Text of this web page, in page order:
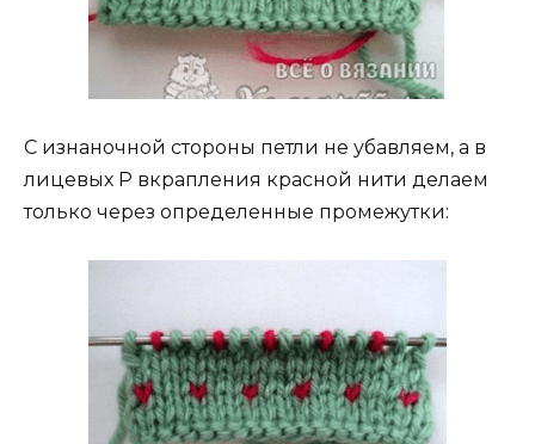
С изнаночной стороны петли не убавляем, а в
лицевых Р вкрапления красной нити делаем
только через определенные промежутки: